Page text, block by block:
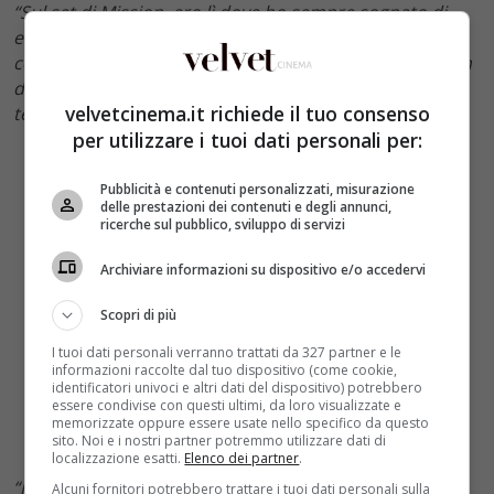
“Sul set di Mission, ero lì dove ho sempre sognato di
essere, ero sul set della Paramount, stavo lavorando
con
Tom Cruise e Ving Rhamesper questo enorme film
di successo, eppure vivevo in questo stato di angoscia
terribile e in preda al panico”.
“Non riuscivo a capire perché, ero tipo ‘che cos’è
velvetcinema.it richiede il tuo consenso
per utilizzare i tuoi dati personali per:
Pubblicità e contenuti personalizzati, misurazione
delle prestazioni dei contenuti e degli annunci,
ricerche sul pubblico, sviluppo di servizi
Archiviare informazioni su dispositivo e/o accedervi
Scopri di più
I tuoi dati personali verranno trattati da 327 partner e le
informazioni raccolte dal tuo dispositivo (come cookie,
identificatori univoci e altri dati del dispositivo) potrebbero
essere condivise con questi ultimi, da loro visualizzate e
memorizzate oppure essere usate nello specifico da questo
sito. Noi e i nostri partner potremmo utilizzare dati di
localizzazione esatti. Elenco dei partner.
Alcuni fornitori potrebbero trattare i tuoi dati personali sulla